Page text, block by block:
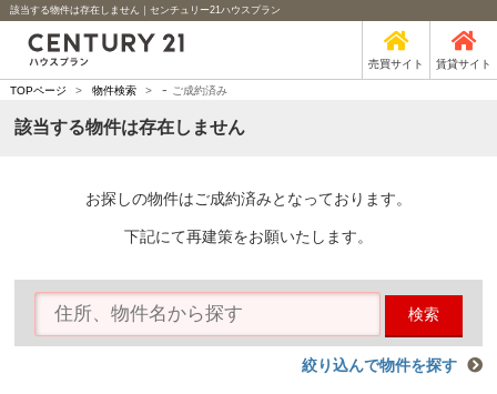
該当する物件は存在しません｜センチュリー21ハウスプラン
売買サイト 賃貸サイト
TOPページ > 物件検索 > - ご成約済み
該当する物件は存在しません
お探しの物件はご成約済みとなっております。
下記にて再建策をお願いたします。
検索
絞り込んで物件を探す